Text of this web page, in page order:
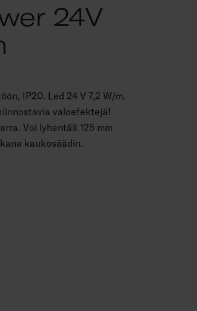
24V
IP20. Led 24 V 7,2 W/m.
valoefektejä!
Voi lyhentää 125 mm
kaukosäädin.